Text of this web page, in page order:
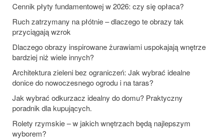
Cennik płyty fundamentowej w 2026: czy się opłaca?
Ruch zatrzymany na płótnie – dlaczego te obrazy tak
przyciągają wzrok
Dlaczego obrazy inspirowane żurawiami uspokajają wnętrze
bardziej niż wiele innych?
Architektura zieleni bez ograniczeń: Jak wybrać idealne
donice do nowoczesnego ogrodu i na taras?
Jak wybrać odkurzacz idealny do domu? Praktyczny
poradnik dla kupujących.
Rolety rzymskie – w jakich wnętrzach będą najlepszym
wyborem?